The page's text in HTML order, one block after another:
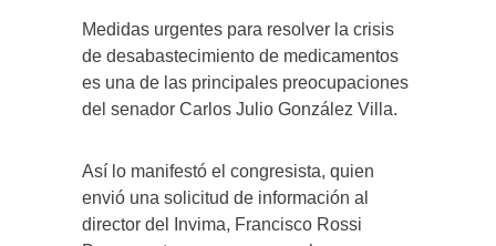
Medidas urgentes para resolver la crisis
de desabastecimiento de medicamentos
es una de las principales preocupaciones
del senador Carlos Julio González Villa.
Así lo manifestó el congresista, quien
envió una solicitud de información al
director del Invima, Francisco Rossi